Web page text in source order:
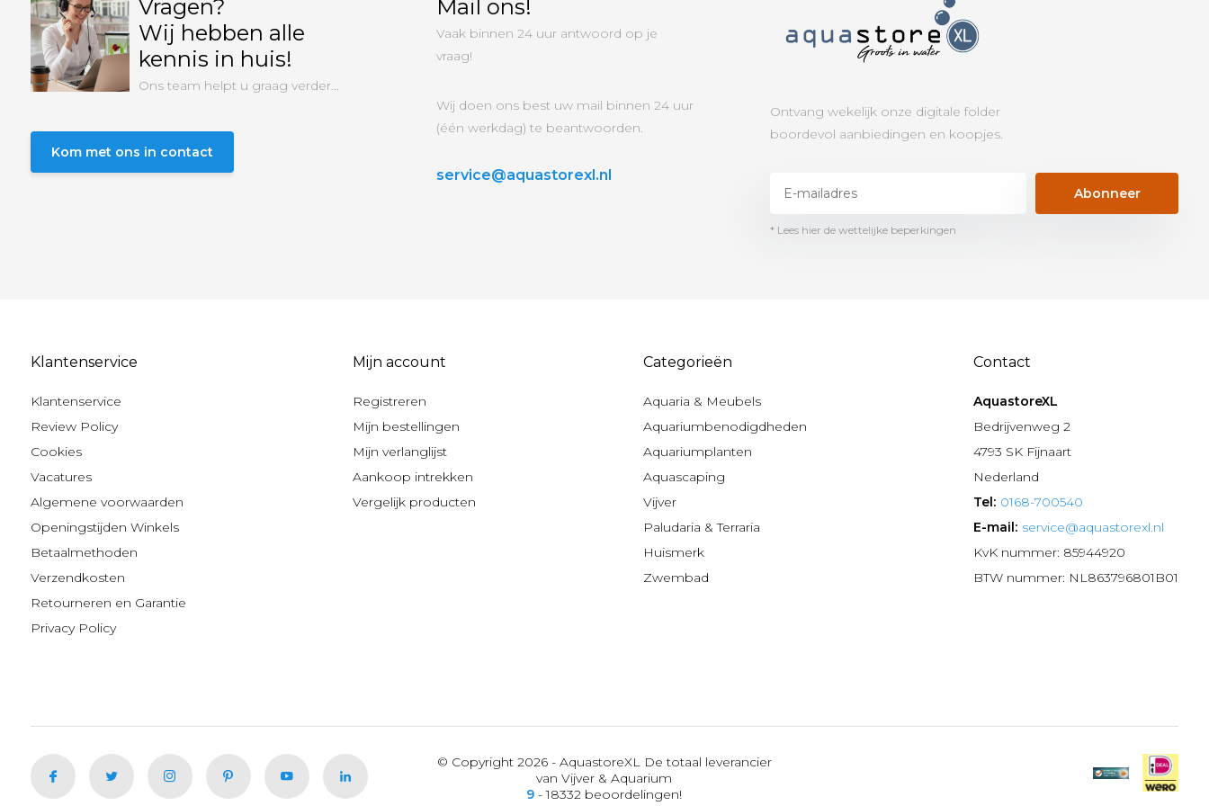
Vragen?
Wij hebben alle
kennis in huis!
Ons team helpt u graag verder...
Kom met ons in contact
Mail ons!
Vaak binnen 24 uur antwoord op je
vraag!
Wij doen ons best uw mail binnen 24 uur
(één werkdag) te beantwoorden.
service@aquastorexl.nl
Ontvang wekelijk onze digitale folder
boordevol aanbiedingen en koopjes.
Abonneer
* Lees hier de wettelijke beperkingen
Klantenservice
Klantenservice
Review Policy
Cookies
Vacatures
Algemene voorwaarden
Openingstijden Winkels
Betaalmethoden
Verzendkosten
Retourneren en Garantie
Privacy Policy
Mijn account
Registreren
Mijn bestellingen
Mijn verlanglijst
Aankoop intrekken
Vergelijk producten
Categorieën
Aquaria & Meubels
Aquariumbenodigdheden
Aquariumplanten
Aquascaping
Vijver
Paludaria & Terraria
Huismerk
Zwembad
Contact
AquastoreXL
Bedrijvenweg 2
4793 SK Fijnaart
Nederland
Tel: 0168-700540
E-mail: service@aquastorexl.nl
KvK nummer: 85944920
BTW nummer: NL863796801B01
© Copyright 2026 - AquastoreXL De totaal leverancier
van Vijver & Aquarium
9 - 18332 beoordelingen!